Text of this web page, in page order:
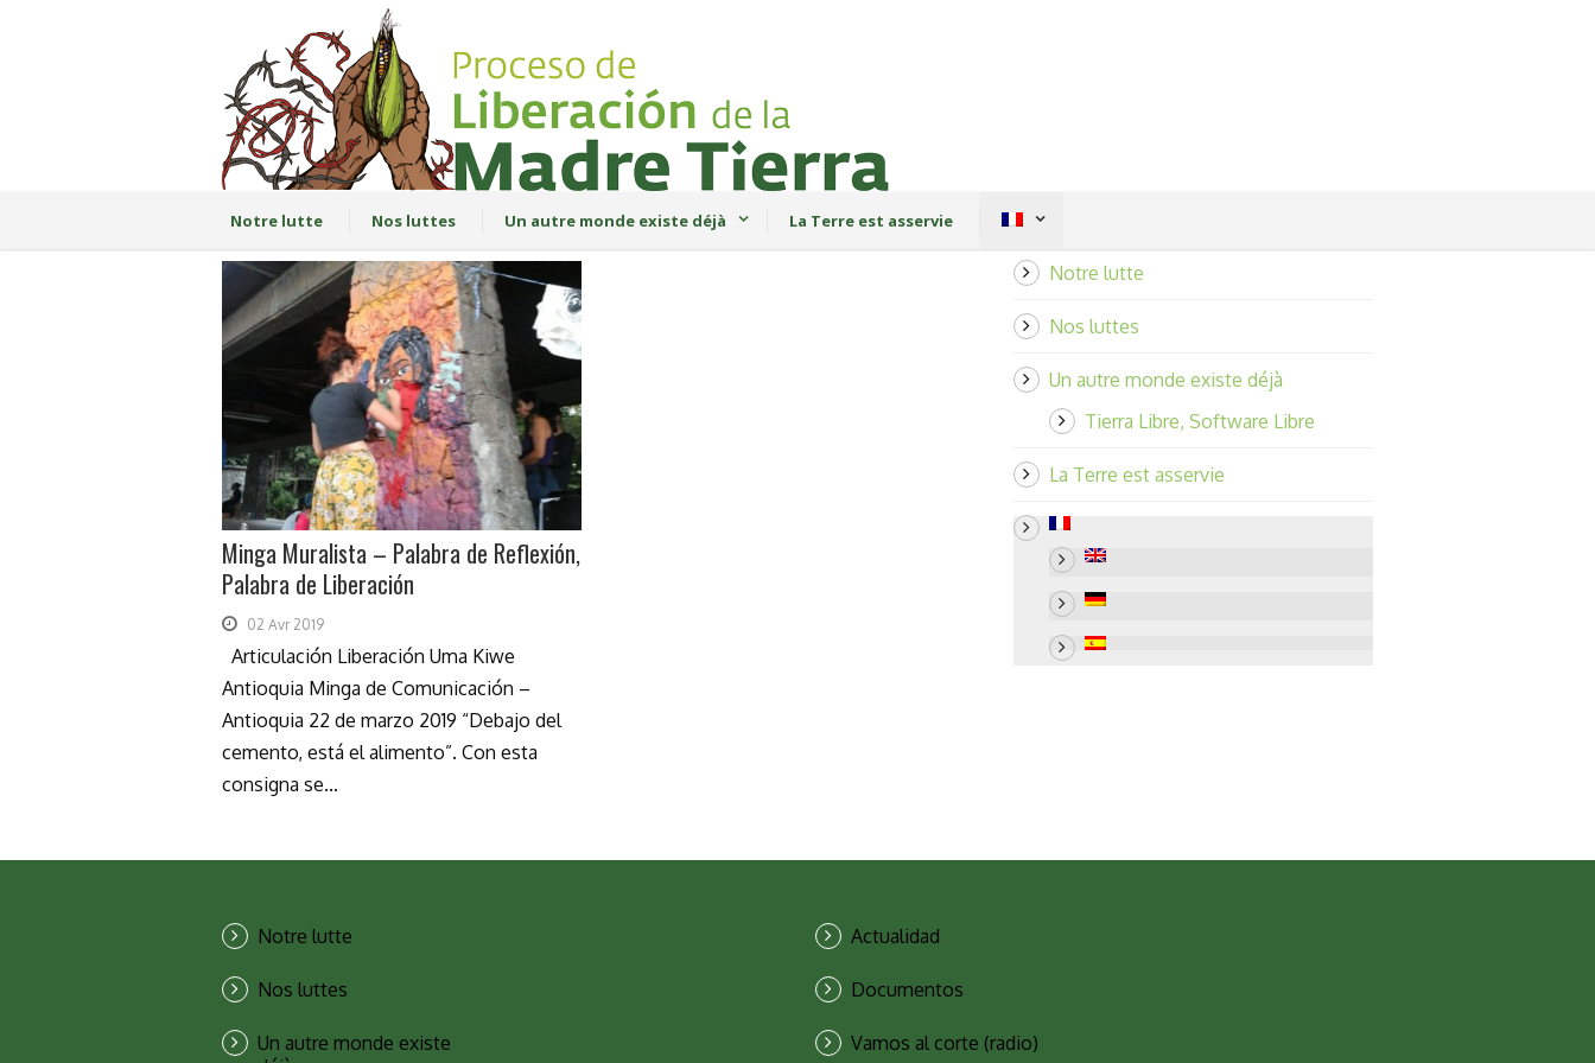
Notre lutte Nos luttes Un autre monde existe déjà La Terre est asservie
Minga Muralista – Palabra de Reflexión,
Palabra de Liberación
02 Avr 2019
Articulación Liberación Uma Kiwe
Antioquia Minga de Comunicación –
Antioquia 22 de marzo 2019 “Debajo del
cemento, está el alimento”. Con esta
consigna se...
Notre lutte
Nos luttes
Un autre monde existe déjà
Tierra Libre, Software Libre
La Terre est asservie
Notre lutte
Nos luttes
Un autre monde existe
Actualidad
Documentos
Vamos al corte (radio)